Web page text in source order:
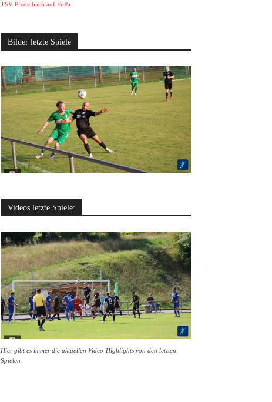
TSV Pfedelbach auf FuPa
Bilder letzte Spiele
Videos letzte Spiele:
Hier gibt es immer die aktuellen Video-Highlights von den letzten
Spielen